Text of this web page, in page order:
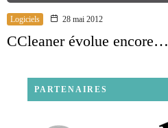
Logiciels 28 mai 2012
CCleaner évolue encore…
PARTENAIRES